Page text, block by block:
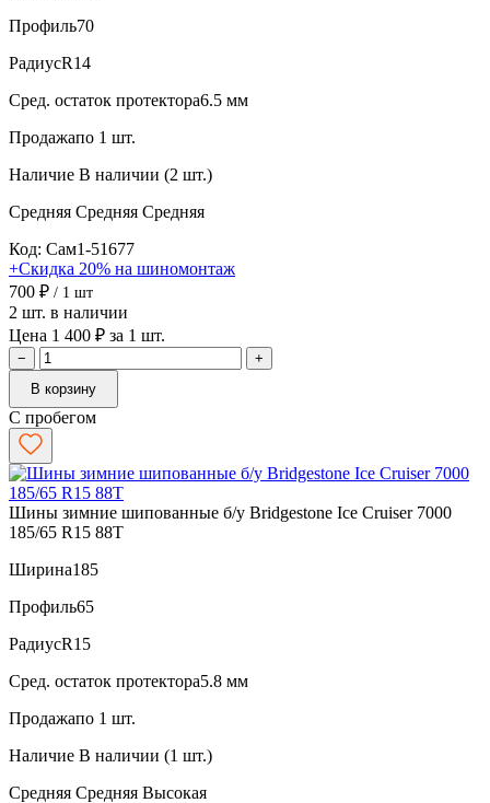
Профиль70
РадиусR14
Сред. остаток протектора6.5 мм
Продажапо 1 шт.
Наличие В наличии (2 шт.)
Средняя Средняя Средняя
Код: Сам1-51677
+Скидка 20% на шиномонтаж
700 ₽ / 1 шт
2 шт. в наличии
Цена 1 400 ₽ за 1 шт.
−
+
В корзину
С пробегом
Шины зимние шипованные б/у Bridgestone Ice Cruiser 7000
185/65 R15 88T
Ширина185
Профиль65
РадиусR15
Сред. остаток протектора5.8 мм
Продажапо 1 шт.
Наличие В наличии (1 шт.)
Средняя Средняя Высокая